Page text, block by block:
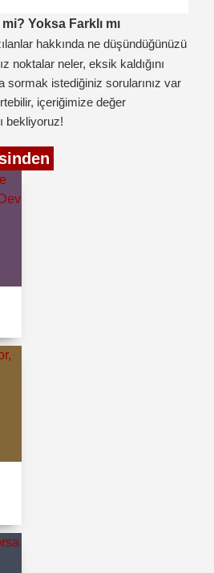
Yoksa Farklı mı
hakkında ne düşündüğünüzü
noktalar neler, eksik kaldığını
sormak istediğiniz sorularınız var
içeriğimize değer
bekliyoruz!